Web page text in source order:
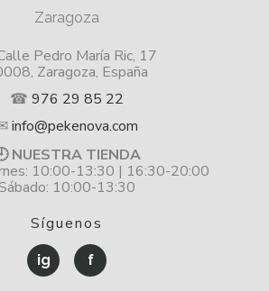
Pedro María Ric, 17
Zaragoza, España
☎ 976 29 85 22
info@pekenova.com
NUESTRA TIENDA
10:00-13:30 | 16:30-20:00
10:00-13:30
Síguenos
ig f